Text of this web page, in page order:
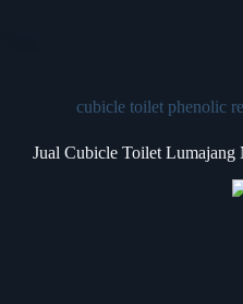
cubicle toilet phenolic
Jual Cubicle Toilet Lumajang